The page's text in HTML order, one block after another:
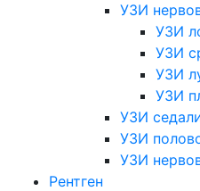
УЗИ
УЗИ
УЗИ
УЗИ
УЗИ
УЗИ
УЗИ
УЗИ
Рентген